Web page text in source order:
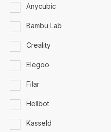
Anycubic
Bambu Lab
Creality
Elegoo
Filar
Hellbot
Kasseld